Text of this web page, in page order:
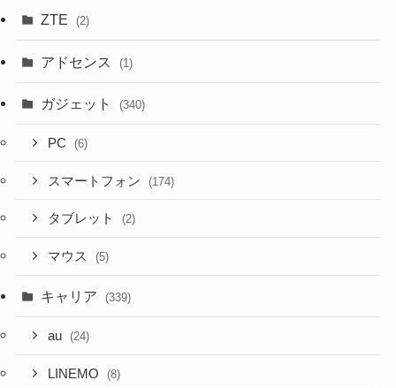
ZTE (2)
アドセンス (1)
ガジェット (340)
PC (6)
スマートフォン (174)
タブレット (2)
マウス (5)
キャリア (339)
au (24)
LINEMO (8)